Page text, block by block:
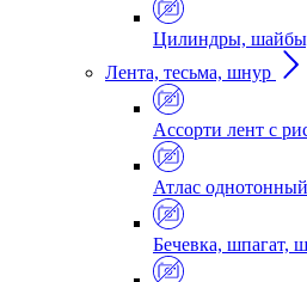
Цилиндры,
Лента, тесьма, шнур
Ассорти лент с
Атлас однотонный
Бечевка, шпагат,